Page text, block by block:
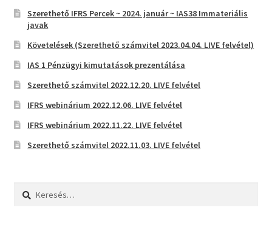
Szerethető IFRS Percek ~ 2024. január ~ IAS38 Immateriális
javak
Követelések (Szerethető számvitel 2023.04.04. LIVE felvétel)
IAS 1 Pénzügyi kimutatások prezentálása
Szerethető számvitel 2022.12.20. LIVE felvétel
IFRS webinárium 2022.12.06. LIVE felvétel
IFRS webinárium 2022.11.22. LIVE felvétel
Szerethető számvitel 2022.11.03. LIVE felvétel
Keresés: